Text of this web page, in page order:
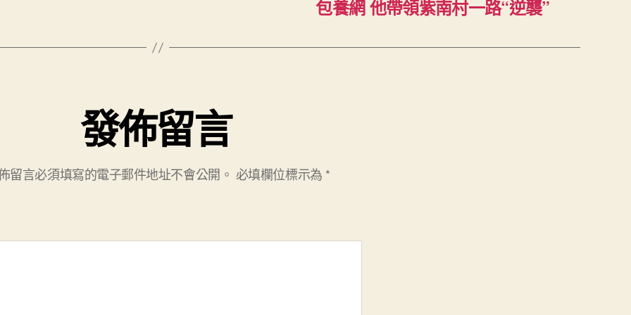
包養網 他帶領紫南村一路“逆襲”
發佈留言
留言必須填寫的電子郵件地址不會公開。 必填欄位標示為 *